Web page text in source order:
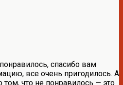
спасибо вам
все очень пригодилось. А
том, что не понравилось — это